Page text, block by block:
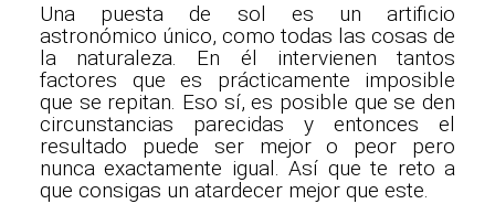
Una puesta de sol es un artificio
astronómico único, como todas las cosas de
la naturaleza. En él intervienen tantos
factores que es prácticamente imposible
que se repitan. Eso sí, es posible que se den
circunstancias parecidas y entonces el
resultado puede ser mejor o peor pero
nunca exactamente igual. Así que te reto a
que consigas un atardecer mejor que este.